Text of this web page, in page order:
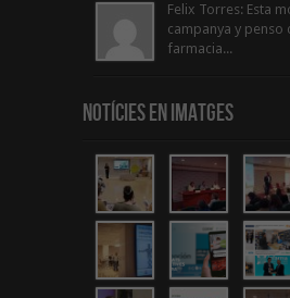
Felix Torres: Esta
campanya y penso
farmacia...
Notícies en Imatges